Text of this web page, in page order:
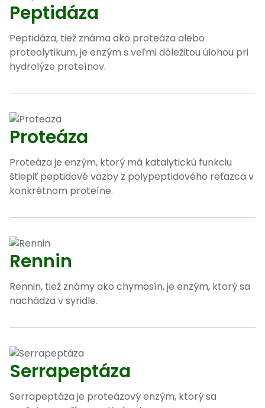
Peptidáza
Peptidáza, tiež známa ako proteáza alebo
proteolytikum, je enzým s veľmi dôležitou úlohou pri
hydrolýze proteínov.
Proteáza
Proteáza je enzým, ktorý má katalytickú funkciu
štiepiť peptidové väzby z polypeptidového reťazca v
konkrétnom proteíne.
Rennin
Rennin, tiež známy ako chymosín, je enzým, ktorý sa
nachádza v syridle.
Serrapeptáza
Serrapeptáza je proteázový enzým, ktorý sa